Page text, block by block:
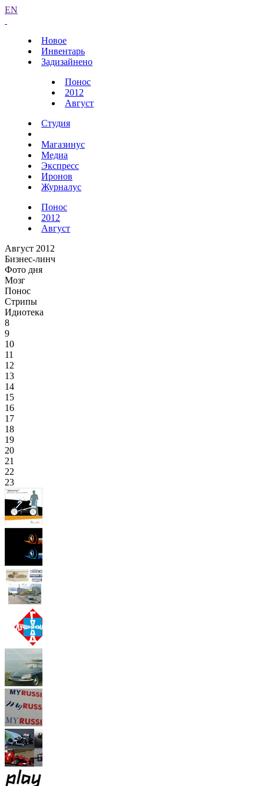
EN
Новое
Инвентарь
Задизайнено
Понос
2012
Август
Студия
Магазинус
Медиа
Экспресс
Иронов
Журналус
Понос
2012
Август
Август 2012
Бизнес-линч
Фото дня
Мозг
Понос
Стрипы
Идиотека
8
9
10
11
12
13
14
15
16
17
18
19
20
21
22
23